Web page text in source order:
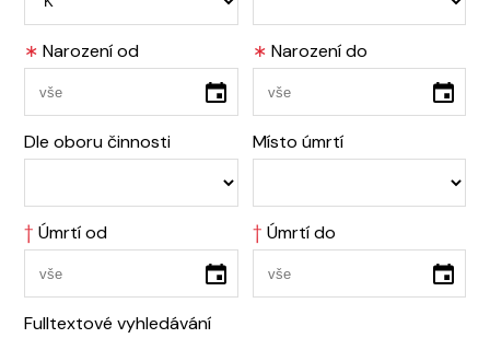
∗ Narození od ∗ Narození do
Dle oboru činnosti Místo úmrtí
† Úmrtí od † Úmrtí do
Fulltextové vyhledávání